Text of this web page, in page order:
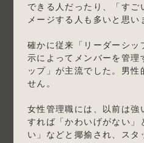
できる人だったり、「すご
メージする人も多いと思い
確かに従来「リーダーシッ
示によってメンバーを管理
ップ」が主流でした。男性
せん。
女性管理職には、以前は強
すれば「かわいげがない」
い」などと揶揄され、スタ